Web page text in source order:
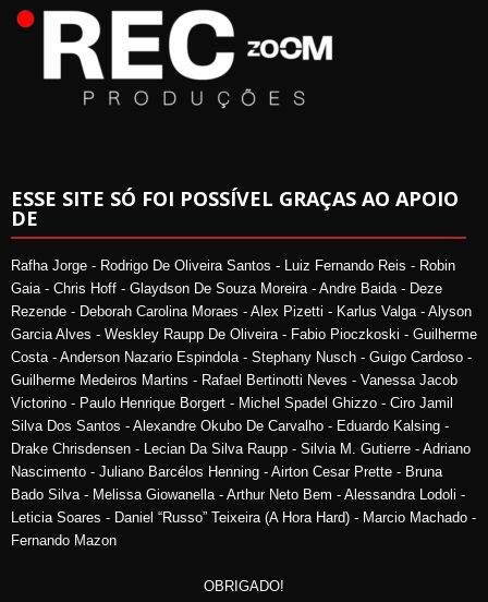
ESSE SITE SÓ FOI POSSÍVEL GRAÇAS AO APOIO
DE
Rafha Jorge - Rodrigo De Oliveira Santos - Luiz Fernando Reis - Robin
Gaia - Chris Hoff - Glaydson De Souza Moreira - Andre Baida - Deze
Rezende - Deborah Carolina Moraes - Alex Pizetti - Karlus Valga - Alyson
Garcia Alves - Weskley Raupp De Oliveira - Fabio Pioczkoski - Guilherme
Costa - Anderson Nazario Espindola - Stephany Nusch - Guigo Cardoso -
Guilherme Medeiros Martins - Rafael Bertinotti Neves - Vanessa Jacob
Victorino - Paulo Henrique Borgert - Michel Spadel Ghizzo - Ciro Jamil
Silva Dos Santos - Alexandre Okubo De Carvalho - Eduardo Kalsing -
Drake Chrisdensen - Lecian Da Silva Raupp - Silvia M. Gutierre - Adriano
Nascimento - Juliano Barcélos Henning - Airton Cesar Prette - Bruna
Bado Silva - Melissa Giowanella - Arthur Neto Bem - Alessandra Lodoli -
Leticia Soares - Daniel “Russo” Teixeira (A Hora Hard) - Marcio Machado -
Fernando Mazon
OBRIGADO!